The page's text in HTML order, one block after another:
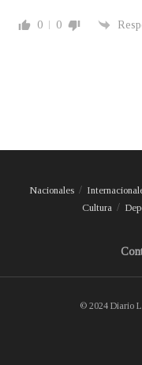
0 0
Nacionales
Cultura
© 2024 Diario